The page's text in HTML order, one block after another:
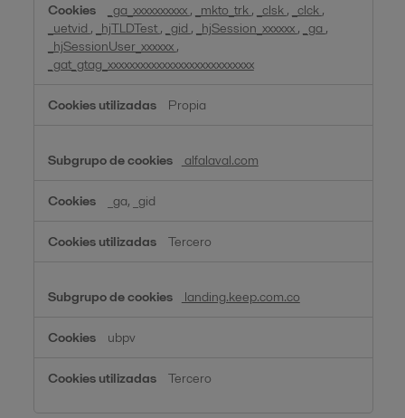
_ga_xxxxxxxxxx , _mkto_trk , _clsk , _clck ,
_uetvid , _hjTLDTest , _gid , _hjSession_xxxxxx , _ga ,
_hjSessionUser_xxxxxx ,
_gat_gtag_xxxxxxxxxxxxxxxxxxxxxxxxxxx
Propia
alfalaval.com
_ga, _gid
Tercero
landing.keep.com.co
ubpv
Tercero